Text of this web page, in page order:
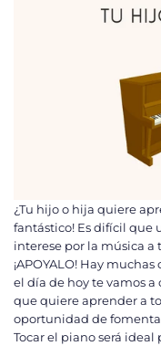
¿Tu hijo o hija quiere
fantástico! Es difícil que
interese por la música a
¡APOYALO! Hay
el día de hoy te vamos
que quiere aprender a
oportunidad de
Tocar el piano será